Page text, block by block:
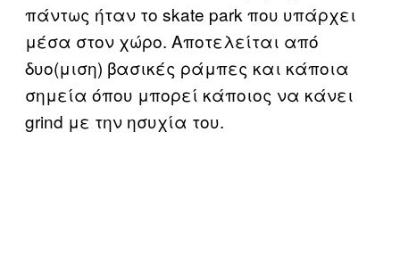
πάντως ήταν το skate park που υπάρχει
μέσα στον χώρο. Αποτελείται από
δυο(μιση) βασικές ράμπες και κάποια
σημεία όπου μπορεί κάποιος να κάνει
grind με την ησυχία του.